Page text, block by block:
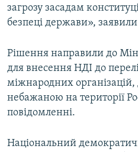
загрозу засадам
безпеці держави»,
Рішення направили до
для внесення НДІ до
міжнародних організацій,
небажаною на території
повідомленні.
Національний